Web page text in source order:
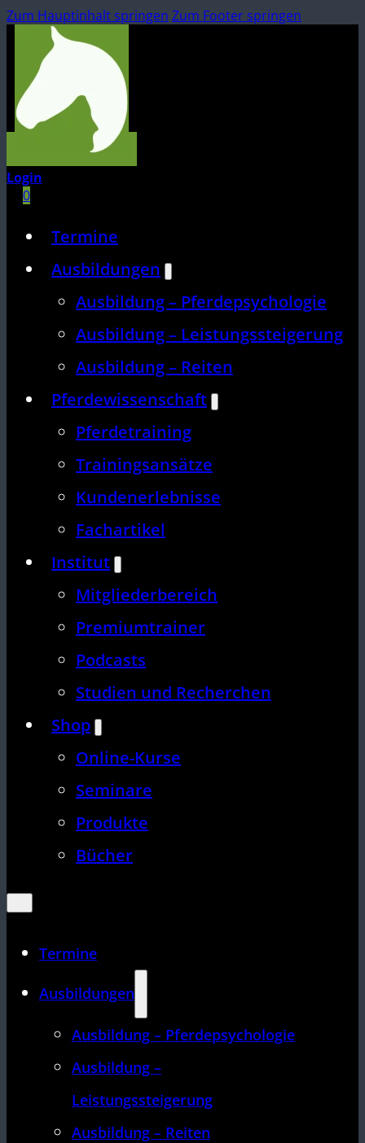
Zum Hauptinhalt springen Zum Footer springen
Login
0
Termine
Ausbildungen
Ausbildung – Pferdepsychologie
Ausbildung – Leistungssteigerung
Ausbildung – Reiten
Pferdewissenschaft
Pferdetraining
Trainingsansätze
Kundenerlebnisse
Fachartikel
Institut
Mitgliederbereich
Premiumtrainer
Podcasts
Studien und Recherchen
Shop
Online-Kurse
Seminare
Produkte
Bücher
Termine
Ausbildungen
Ausbildung – Pferdepsychologie
Ausbildung –
Leistungssteigerung
Ausbildung – Reiten